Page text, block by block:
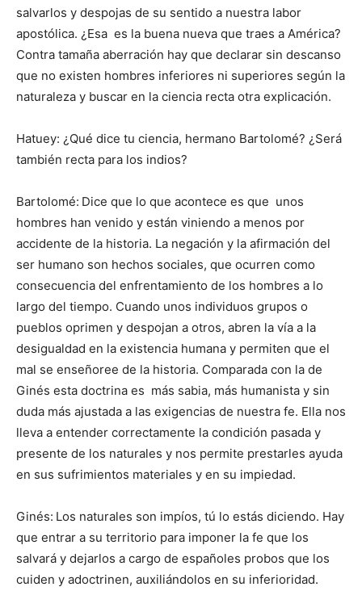
salvarlos y despojas de su sentido a nuestra labor
apostólica. ¿Esa es la buena nueva que traes a América?
Contra tamaña aberración hay que declarar sin descanso
que no existen hombres inferiores ni superiores según la
naturaleza y buscar en la ciencia recta otra explicación.
Hatuey: ¿Qué dice tu ciencia, hermano Bartolomé? ¿Será
también recta para los indios?
Bartolomé: Dice que lo que acontece es que unos
hombres han venido y están viniendo a menos por
accidente de la historia. La negación y la afirmación del
ser humano son hechos sociales, que ocurren como
consecuencia del enfrentamiento de los hombres a lo
largo del tiempo. Cuando unos individuos grupos o
pueblos oprimen y despojan a otros, abren la vía a la
desigualdad en la existencia humana y permiten que el
mal se enseñoree de la historia. Comparada con la de
Ginés esta doctrina es más sabia, más humanista y sin
duda más ajustada a las exigencias de nuestra fe. Ella nos
lleva a entender correctamente la condición pasada y
presente de los naturales y nos permite prestarles ayuda
en sus sufrimientos materiales y en su impiedad.
Ginés: Los naturales son impíos, tú lo estás diciendo. Hay
que entrar a su territorio para imponer la fe que los
salvará y dejarlos a cargo de españoles probos que los
cuiden y adoctrinen, auxiliándolos en su inferioridad.